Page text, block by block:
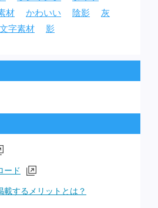
材 かわいい 陰影
灰
文字素材 影
ード
載するメリットとは？